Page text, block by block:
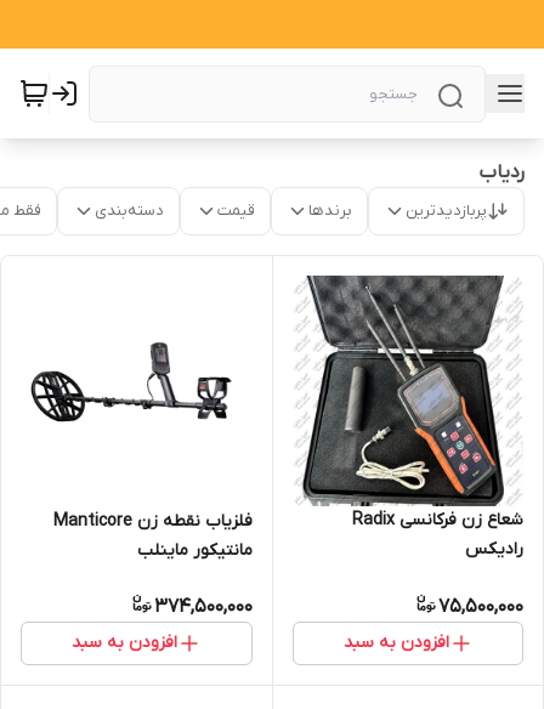
ردیاب
پربازدیدترین برندها قیمت دسته‌بندی فقط
شعاع زن فرکانسی Radix
رادیکس
75,500,000
افزودن به سبد
فلزیاب نقطه زن Manticore
مانتیکور ماینلب
374,500,000
افزودن به سبد